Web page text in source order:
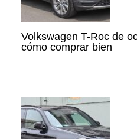
Volkswagen T-Roc de
cómo comprar bien